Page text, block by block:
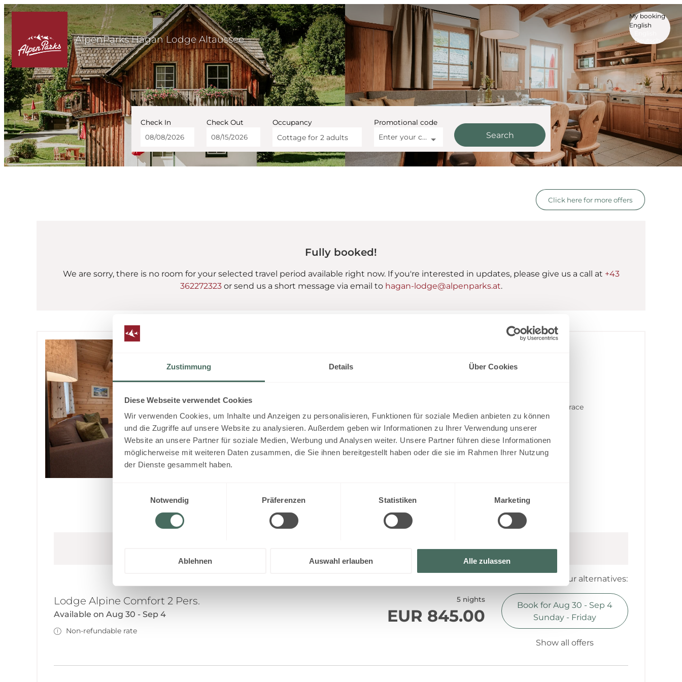
Zustimmung Details Über Cookies
Diese Webseite verwendet Cookies
Wir verwenden Cookies, um Inhalte und Anzeigen zu personalisieren, Funktionen für soziale Medien anbieten zu können
und die Zugriffe auf unsere Website zu analysieren. Außerdem geben wir Informationen zu Ihrer Verwendung unserer
Website an unsere Partner für soziale Medien, Werbung und Analysen weiter. Unsere Partner führen diese Informationen
möglicherweise mit weiteren Daten zusammen, die Sie ihnen bereitgestellt haben oder die sie im Rahmen Ihrer Nutzung
der Dienste gesammelt haben.
Notwendig
Präferenzen Statistiken Marketing
Ablehnen Auswahl erlauben Alle zulassen
AlpenParks Hagan Lodge Altaussee
Check In Check Out Occupancy
Cottage for 2 adults
Promotional code
Enter your code Search
My booking
English
Deutsch
Click here for more offers
Fully booked!
We are sorry, there is no room for your selected travel period available right now. If you're interested in updates, please give us a call at +43
362272323or send us a short message via email to hagan-lodge@alpenparks.at.
Balcony/terrace
Shower
Show all amenities
Lodge for maximal 2 people:
Living room with cosy seating area and beautiful integrated
kitchen with eletric stove incl. oven
Shower and separate WC
Saturday - Saturday(Aug 8 - 15, 2026)
Choose one of our alternatives:
Lodge Alpine Comfort 2 Pers.
Available on Aug 30 - Sep 4
Non-refundable rate
5 nights
EUR 845.00
Book for Aug 30 - Sep 4
Sunday - Friday
Show all offers